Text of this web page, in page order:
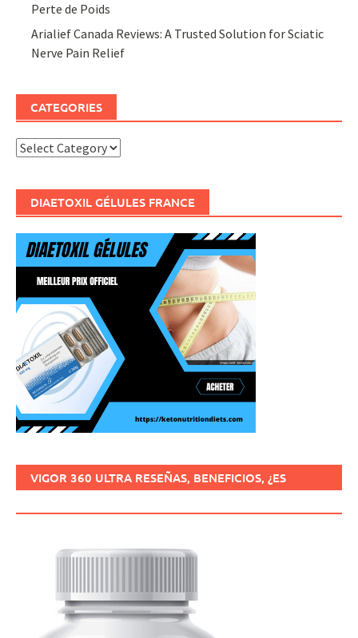
Perte de Poids
Arialief Canada Reviews: A Trusted Solution for Sciatic
Nerve Pain Relief
CATEGORIES
Categories
DIAETOXIL GÉLULES FRANCE
VIGOR 360 ULTRA RESEÑAS, BENEFICIOS, ¿ES